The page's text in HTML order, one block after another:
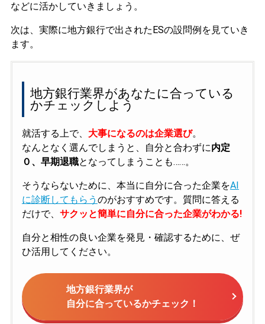
などに活かしていきましょう。
次は、実際に地方銀行で出されたESの設問例を見ていき
ます。
地方銀行業界があなたに合っている
かチェックしよう
就活する上で、 大事になるのは企業選び。
なんとなく選んでしまうと、自分と合わずに内定
０、早期退職となってしまうことも……。
そうならないために、本当に自分に合った企業をAI
に診断してもらう のがおすすめです。質問に答える
だけで、 サクッと簡単に自分に合った企業がわかる!
自分と相性の良い企業を発見・確認するために、ぜ
ひ活用してください。
地方銀行業界が
自分に合っているかチェック！